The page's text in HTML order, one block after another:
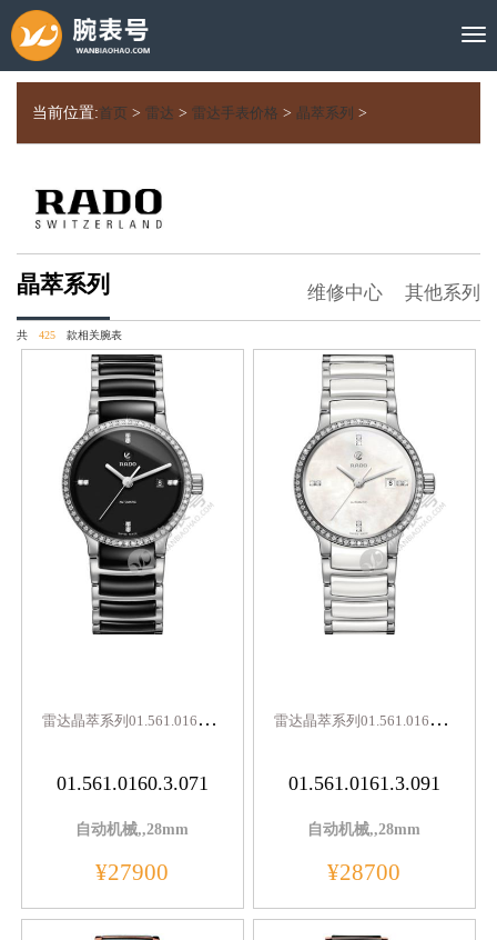
当前位置:首页 > 雷达 > 雷达手表价格 > 晶萃系列 >
晶萃系列 其他系列
维修中心
共 425 款相关腕表
雷
达晶萃系列01.561.0160.3.071
01.561.0160.3.071
自动机械,,28mm
¥27900
雷
达晶萃系列01.561.0161.3.091
01.561.0161.3.091
自动机械,,28mm
¥28700